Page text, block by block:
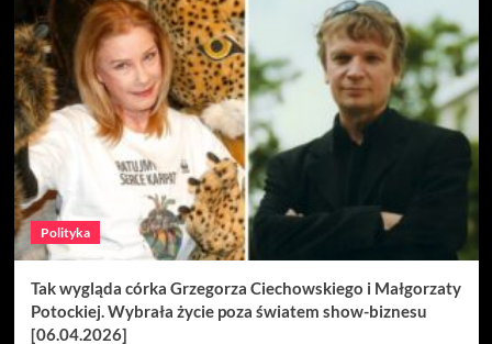
Polityka
Tak wygląda córka Grzegorza Ciechowskiego i Małgorzaty
Potockiej. Wybrała życie poza światem show-biznesu
[06.04.2026]